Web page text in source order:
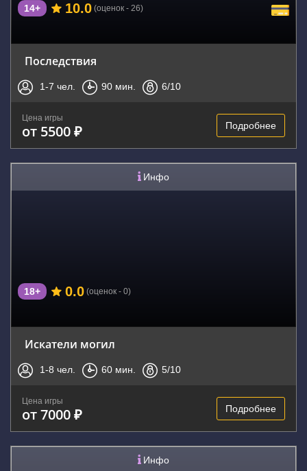
14+ 10.0 (оценок - 26)
Последствия
1-7 чел. 90 мин. 6/10
Цена игры
от 5500 ₽ Подробнее
Инфо
18+ 0.0 (оценок - 0)
Искатели могил
1-8 чел. 60 мин. 5/10
Цена игры
от 7000 ₽ Подробнее
Инфо